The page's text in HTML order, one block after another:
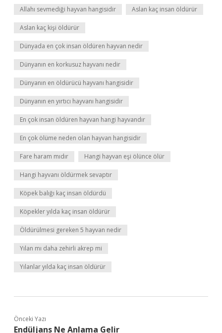
Allahı sevmediği hayvan hangisidir Aslan kaç insan öldürür
Aslan kaç kişi öldürür
Dünyada en çok insan öldüren hayvan nedir
Dünyanın en korkusuz hayvanı nedir
Dünyanın en öldürücü hayvanı hangisidir
Dünyanın en yırtıcı hayvanı hangisidir
En çok insan öldüren hayvan hangi hayvandır
En çok ölüme neden olan hayvan hangisidir
Fare haram mıdır Hangi hayvan eşi ölünce ölür
Hangi hayvanı öldürmek sevaptır
Köpek balığı kaç insan öldürdü
Köpekler yılda kaç insan öldürür
Öldürülmesi gereken 5 hayvan nedir
Yılan mı daha zehirli akrep mi
Yılanlar yılda kaç insan öldürür
Önceki Yazı
Endüljans Ne Anlama Gelir